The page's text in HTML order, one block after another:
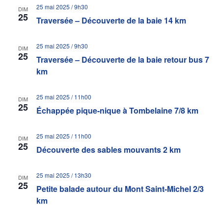
DIM
25 Traversée – Découverte de la baie 14 km
25 mai 2025 / 9h30
DIM
25
Traversée – Découverte de la baie retour bus 7
km
25 mai 2025 / 9h30
DIM
25 Échappée pique-nique à Tombelaine 7/8 km
25 mai 2025 / 11h00
DIM
25 Découverte des sables mouvants 2 km
25 mai 2025 / 11h00
DIM
25
Petite balade autour du Mont Saint-Michel 2/3
km
25 mai 2025 / 13h30